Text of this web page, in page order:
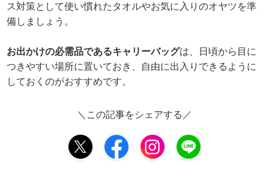
ス対策として使い慣れたタオルやお気に入りのオヤツを準
備しましょう。
お出かけの必需品であるキャリーバッグは、日頃から目に
つきやすい場所に置いておき、自由に出入りできるように
しておくのがおすすめです。
＼この記事をシェアする／